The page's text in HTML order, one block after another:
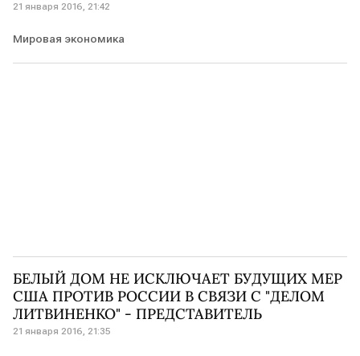
21 января 2016, 21:42
Мировая экономика
БЕЛЫЙ ДОМ НЕ ИСКЛЮЧАЕТ БУДУЩИХ МЕР
США ПРОТИВ РОССИИ В СВЯЗИ С "ДЕЛОМ
ЛИТВИНЕНКО" - ПРЕДСТАВИТЕЛЬ
21 января 2016, 21:35